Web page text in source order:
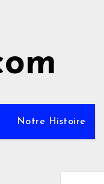
Notre Histoire